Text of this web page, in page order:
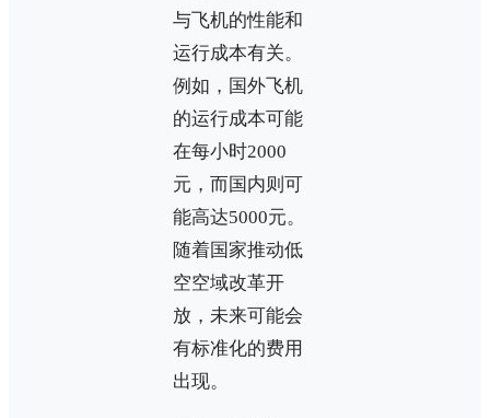
与飞机的性能和
运行成本有关。
例如，国外飞机
的运行成本可能
在每小时2000
元，而国内则可
能高达5000元。
随着国家推动低
空空域改革开
放，未来可能会
有标准化的费用
出现。